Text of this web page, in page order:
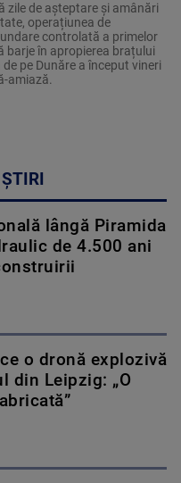
zile de așteptare și amânări
operațiunea de
controlată a primelor
barje în apropierea brațului
de pe Dunăre a început vineri
amiază.
lângă Piramida
de 4.500 ani
o dronă explozivă
din Leipzig: „O